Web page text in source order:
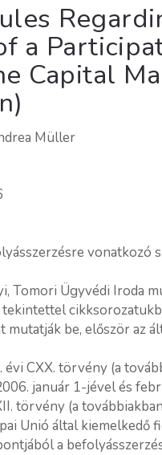
a
Capital
Müller
vonatkozó
Tomori Ügyvédi Iroda
mutatják be, először az
CXX. törvény (a
január 1-jével és
törvény (a
Unió által kiemelkedő
a